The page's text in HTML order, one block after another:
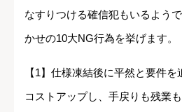
なすりつける確信犯もいるよう
かせの10大NG行為を挙げます。
【1】仕様凍結後に平然と要件を
コストアップし、手戻りも残業